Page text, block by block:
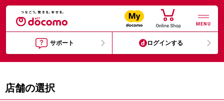
MENU
サポート ログインする
店舗の選択